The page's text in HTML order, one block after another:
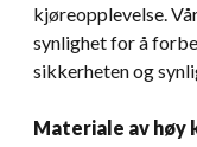
kjøreopplevelse.
synlighet for å
sikkerheten og
Materiale av høy